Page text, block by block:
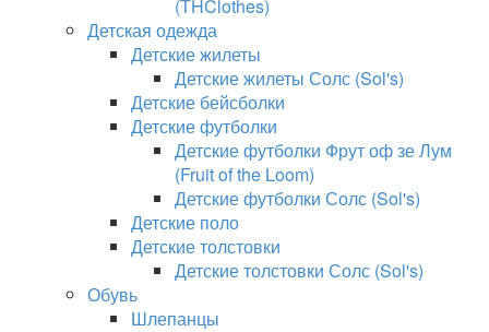
(THClothes)
Детская одежда
Детские жилеты
Детские жилеты Солс (Sol's)
Детские бейсболки
Детские футболки
Детские футболки Фрут оф зе Лум
(Fruit of the Loom)
Детские футболки Солс (Sol's)
Детские поло
Детские толстовки
Детские толстовки Солс (Sol's)
Обувь
Шлепанцы